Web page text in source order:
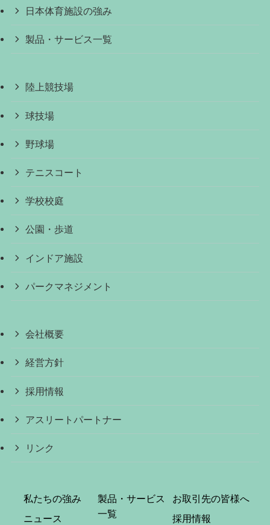
日本体育施設の強み
製品・サービス一覧
陸上競技場
球技場
野球場
テニスコート
学校校庭
公園・歩道
インドア施設
パークマネジメント
会社概要
経営方針
採用情報
アスリートパートナー
リンク
私たちの強み
ニュース
製品・サービス
一覧
お取引先の皆様へ
採用情報